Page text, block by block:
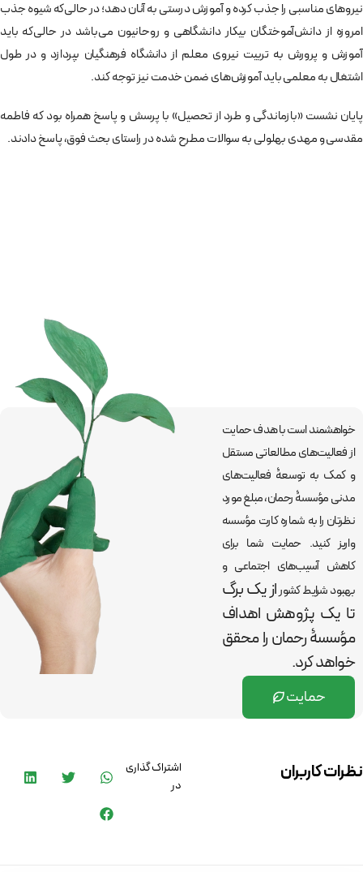
نیروهای مناسبی را جذب کرده و آموزش درستی به آنان دهد؛ در حالی‌که شیوه جذب
امروزه از دانش‌­آموختگان بیکار دانشگاهی و روحانیون می‌­باشد در حالی‌که باید
آموزش و پرورش به تربیت نیروی معلم از دانشگاه فرهنگیان بپردازد و در طول
اشتغال به معلمی باید آموزش‌­های ضمن خدمت نیز توجه کند.
پایان نشست «بازماندگی و طرد از تحصیل» با پرسش و پاسخ همراه بود که فاطمه
مقدسی و مهدی بهلولی به سوالات مطرح شده در راستای بحث فوق، پاسخ دادند.
خواهشمند است با هدف حمایت
از فعالیت‌های مطالعاتی مستقل
و کمک به توسعۀ فعالیت‌های
مدنی مؤسسۀ رحمان، مبلغ مورد
نظرتان را به شماره کارت مؤسسه
واریز کنید. حمایت شما برای
کاهش آسیب‌های اجتماعی و
بهبود شرایط کشوراز یک برگ
تا یک پژوهش اهداف
مؤسسۀ رحمان رامحقق
خواهد کرد.
حمایت
نظرات کاربران
اشتراک گذاری
در